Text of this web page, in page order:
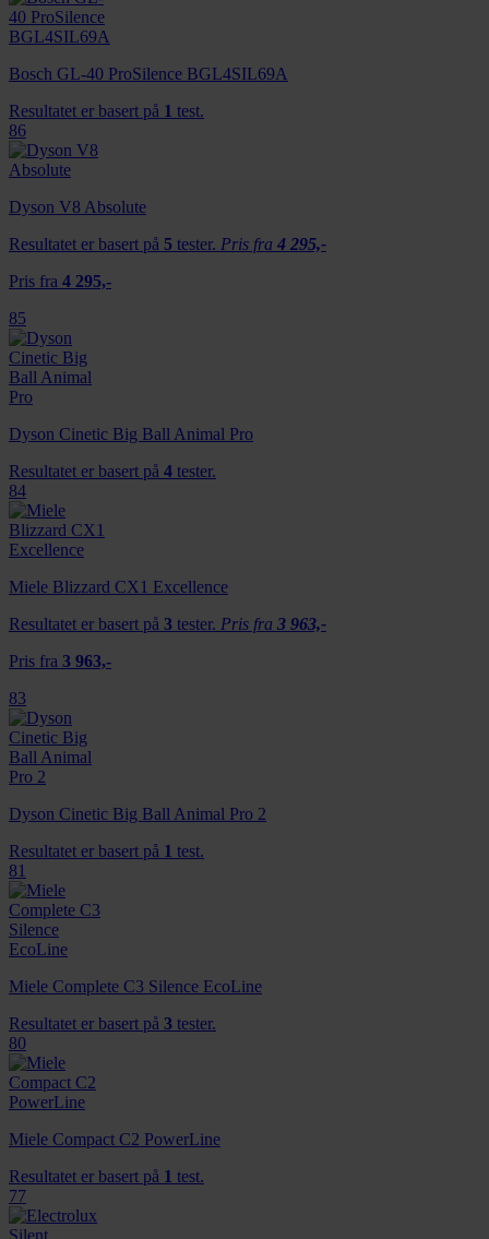
Bosch GL-40 ProSilence BGL4SIL69A
Resultatet er basert på 1 test.
86
Dyson V8 Absolute
Resultatet er basert på 5 tester. Pris fra 4 295,-
Pris fra 4 295,-
85
Dyson Cinetic Big Ball Animal Pro
Resultatet er basert på 4 tester.
84
Miele Blizzard CX1 Excellence
Resultatet er basert på 3 tester. Pris fra 3 963,-
Pris fra 3 963,-
83
Dyson Cinetic Big Ball Animal Pro 2
Resultatet er basert på 1 test.
81
Miele Complete C3 Silence EcoLine
Resultatet er basert på 3 tester.
80
Miele Compact C2 PowerLine
Resultatet er basert på 1 test.
77